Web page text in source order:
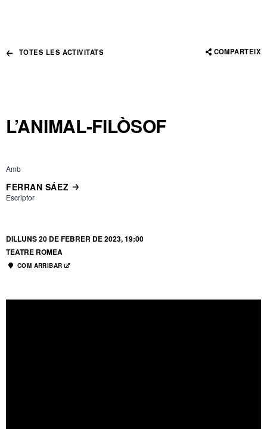
TOTES LES ACTIVITATS COMPARTEIX
L’ANIMAL-FILÒSOF
Amb
FERRAN SÁEZ
Escriptor
DILLUNS 20 DE FEBRER DE 2023, 19:00
TEATRE ROMEA
COM ARRIBAR ABRE EN NUEVA VENTANA